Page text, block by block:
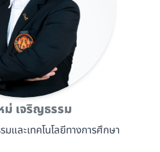
ม่ เจริญธรรม
และเทคโนโลยีทางการศึกษา